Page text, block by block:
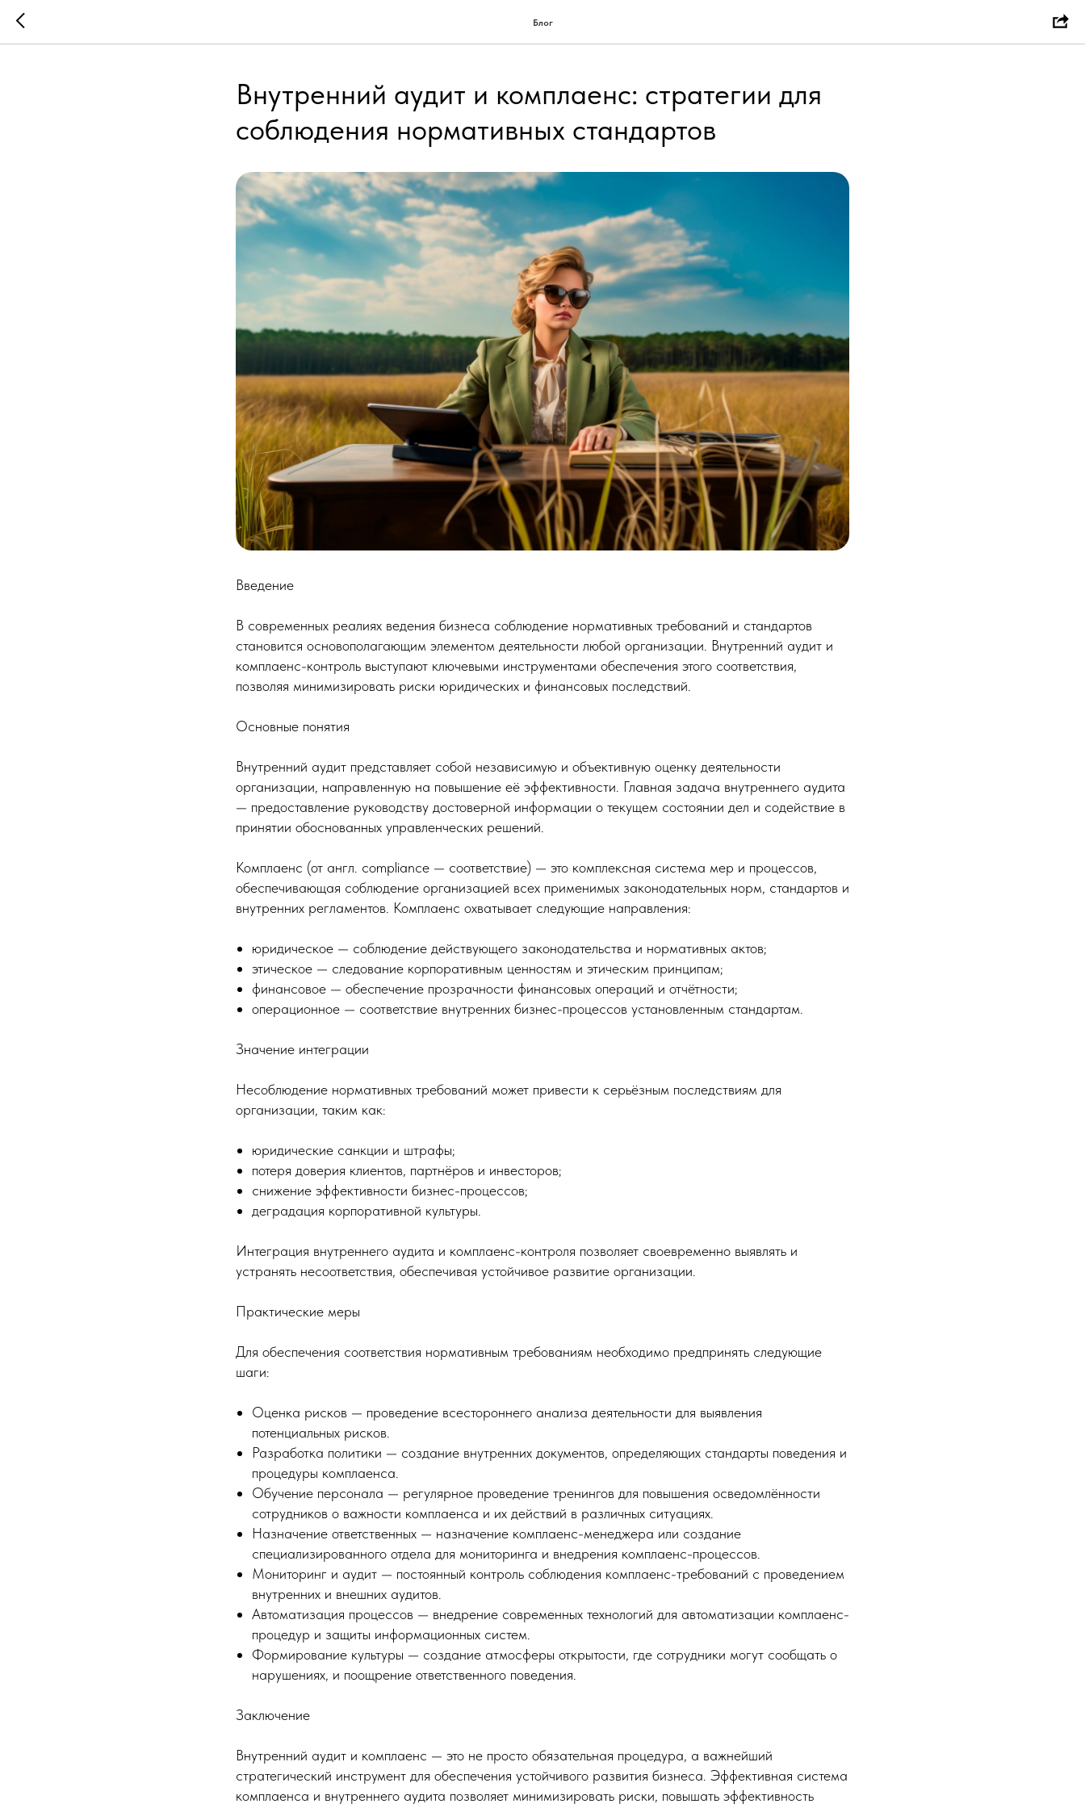
Блог
Внутренний аудит и комплаенс: стратегии для
соблюдения нормативных стандартов
Введение
В современных реалиях ведения бизнеса соблюдение нормативных требований и стандартов
становится основополагающим элементом деятельности любой организации. Внутренний аудит и
комплаенс-контроль выступают ключевыми инструментами обеспечения этого соответствия,
позволяя минимизировать риски юридических и финансовых последствий.
Основные понятия
Внутренний аудит представляет собой независимую и объективную оценку деятельности
организации, направленную на повышение её эффективности. Главная задача внутреннего аудита
— предоставление руководству достоверной информации о текущем состоянии дел и содействие в
принятии обоснованных управленческих решений.
Комплаенс (от англ. compliance — соответствие) — это комплексная система мер и процессов,
обеспечивающая соблюдение организацией всех применимых законодательных норм, стандартов и
внутренних регламентов. Комплаенс охватывает следующие направления:
юридическое — соблюдение действующего законодательства и нормативных актов;
этическое — следование корпоративным ценностям и этическим принципам;
финансовое — обеспечение прозрачности финансовых операций и отчётности;
операционное — соответствие внутренних бизнес-процессов установленным стандартам.
Значение интеграции
Несоблюдение нормативных требований может привести к серьёзным последствиям для
организации, таким как:
юридические санкции и штрафы;
потеря доверия клиентов, партнёров и инвесторов;
снижение эффективности бизнес-процессов;
деградация корпоративной культуры.
Интеграция внутреннего аудита и комплаенс-контроля позволяет своевременно выявлять и
устранять несоответствия, обеспечивая устойчивое развитие организации.
Практические меры
Для обеспечения соответствия нормативным требованиям необходимо предпринять следующие
шаги:
Оценка рисков — проведение всестороннего анализа деятельности для выявления
потенциальных рисков.
Разработка политики — создание внутренних документов, определяющих стандарты поведения и
процедуры комплаенса.
Обучение персонала — регулярное проведение тренингов для повышения осведомлённости
сотрудников о важности комплаенса и их действий в различных ситуациях.
Назначение ответственных — назначение комплаенс-менеджера или создание
специализированного отдела для мониторинга и внедрения комплаенс-процессов.
Мониторинг и аудит — постоянный контроль соблюдения комплаенс-требований с проведением
внутренних и внешних аудитов.
Автоматизация процессов — внедрение современных технологий для автоматизации комплаенс-
процедур и защиты информационных систем.
Формирование культуры — создание атмосферы открытости, где сотрудники могут сообщать о
нарушениях, и поощрение ответственного поведения.
Заключение
Внутренний аудит и комплаенс — это не просто обязательная процедура, а важнейший
стратегический инструмент для обеспечения устойчивого развития бизнеса. Эффективная система
комплаенса и внутреннего аудита позволяет минимизировать риски, повышать эффективность